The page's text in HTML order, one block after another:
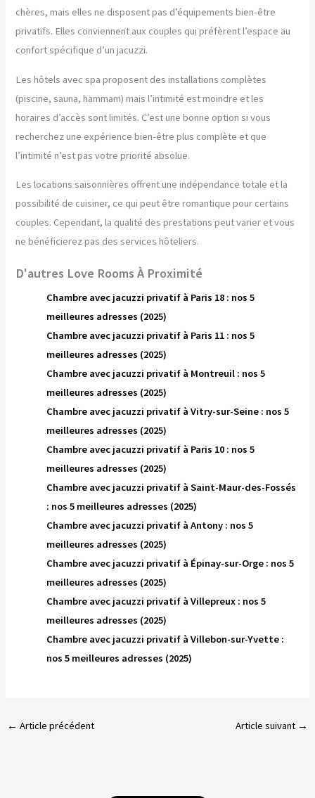
chères, mais elles ne disposent pas d’équipements bien-être
privatifs. Elles conviennent aux couples qui préfèrent l’espace au
confort spécifique d’un jacuzzi.
Les hôtels avec spa proposent des installations complètes
(piscine, sauna, hammam) mais l’intimité est moindre et les
horaires d’accès sont limités. C’est une bonne option si vous
recherchez une expérience bien-être plus complète et que
l’intimité n’est pas votre priorité absolue.
Les locations saisonnières offrent une indépendance totale et la
possibilité de cuisiner, ce qui peut être romantique pour certains
couples. Cependant, la qualité des prestations peut varier et vous
ne bénéficierez pas des services hôteliers.
D'autres Love Rooms À Proximité
Chambre avec jacuzzi privatif à Paris 18 : nos 5
meilleures adresses (2025)
Chambre avec jacuzzi privatif à Paris 11 : nos 5
meilleures adresses (2025)
Chambre avec jacuzzi privatif à Montreuil : nos 5
meilleures adresses (2025)
Chambre avec jacuzzi privatif à Vitry-sur-Seine : nos 5
meilleures adresses (2025)
Chambre avec jacuzzi privatif à Paris 10 : nos 5
meilleures adresses (2025)
Chambre avec jacuzzi privatif à Saint-Maur-des-Fossés
: nos 5 meilleures adresses (2025)
Chambre avec jacuzzi privatif à Antony : nos 5
meilleures adresses (2025)
Chambre avec jacuzzi privatif à Épinay-sur-Orge : nos 5
meilleures adresses (2025)
Chambre avec jacuzzi privatif à Villepreux : nos 5
meilleures adresses (2025)
Chambre avec jacuzzi privatif à Villebon-sur-Yvette :
nos 5 meilleures adresses (2025)
← Article précédent Article suivant →